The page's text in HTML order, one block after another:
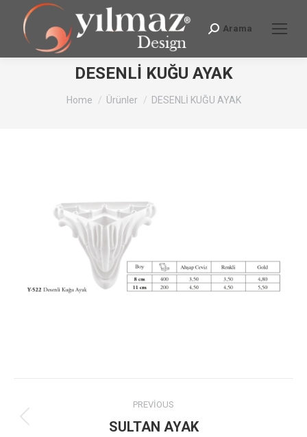
Search:
Arama
DESENLİ KUĞU AYAK
You are here:
Home Ürünler DESENLİ KUĞU AYAK
navigation
PREVIOUS
Previous
SULTAN AYAK